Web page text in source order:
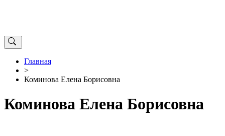
Главная
>
Коминова Елена Борисовна
Коминова Елена Борисовна